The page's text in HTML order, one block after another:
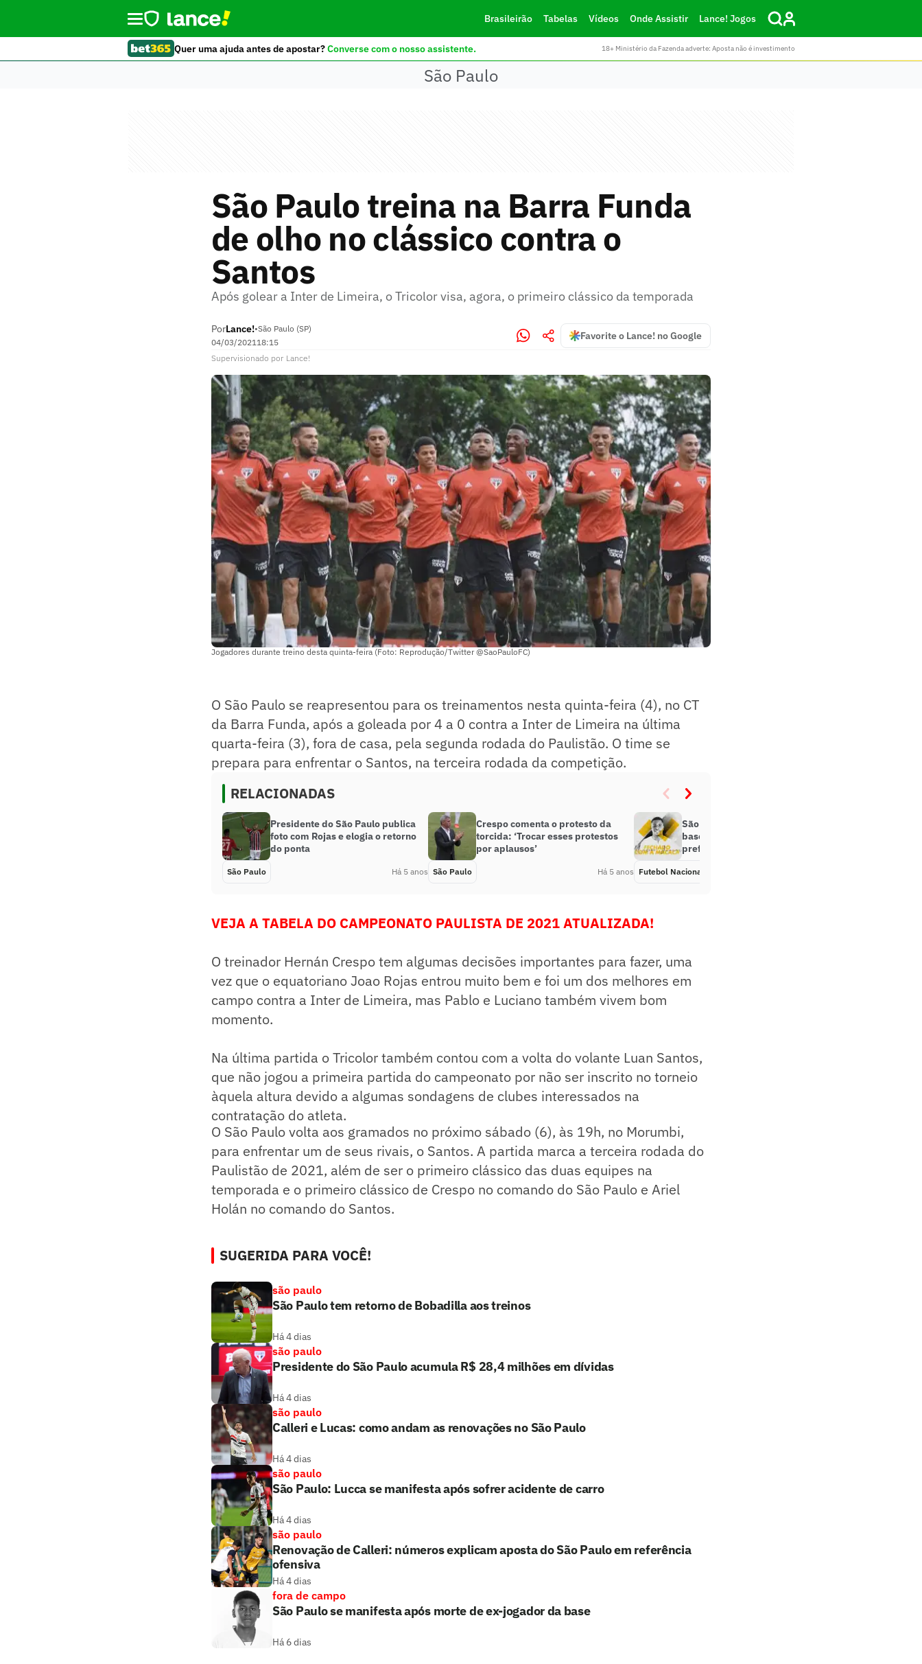
Brasileirão Tabelas Vídeos Onde Assistir Lance! Jogos
Quer uma ajuda antes de apostar?Converse com o nosso assistente. 18+ Ministério da Fazenda adverte: Aposta não é investimento
São Paulo
São Paulo treina na Barra Funda
de olho no clássico contra o
Santos
Após golear a Inter de Limeira, o Tricolor visa, agora, o primeiro clássico da temporada
PorLance!•São Paulo (SP)
04/03/202118:15
Favorite o Lance! no Google
Supervisionado por Lance!
Jogadores durante treino desta quinta-feira (Foto: Reprodução/Twitter @SaoPauloFC)
O São Paulo se reapresentou para os treinamentos nesta quinta-feira (4), no CT
da Barra Funda, após a goleada por 4 a 0 contra a Inter de Limeira na última
quarta-feira (3), fora de casa, pela segunda rodada do Paulistão. O time se
prepara para enfrentar o Santos, na terceira rodada da competição.
RELACIONADAS
Presidente do São Paulo publica
foto com Rojas e elogia o retorno
do ponta
São Paulo Há 5 anos
Crespo comenta o protesto da
torcida: ‘Trocar esses protestos
por aplausos’
São Paulo Há 5 anos
São Paulo empresta volante da
base para a Ponte Preta e tem
preferência por atacante; entenda
Futebol Nacional
VEJA A TABELA DO CAMPEONATO PAULISTA DE 2021 ATUALIZADA!
O treinador Hernán Crespo tem algumas decisões importantes para fazer, uma
vez que o equatoriano Joao Rojas entrou muito bem e foi um dos melhores em
campo contra a Inter de Limeira, mas Pablo e Luciano também vivem bom
momento.
Na última partida o Tricolor também contou com a volta do volante Luan Santos,
que não jogou a primeira partida do campeonato por não ser inscrito no torneio
àquela altura devido a algumas sondagens de clubes interessados na
contratação do atleta.
O São Paulo volta aos gramados no próximo sábado (6), às 19h, no Morumbi,
para enfrentar um de seus rivais, o Santos. A partida marca a terceira rodada do
Paulistão de 2021, além de ser o primeiro clássico das duas equipes na
temporada e o primeiro clássico de Crespo no comando do São Paulo e Ariel
Holán no comando do Santos.
SUGERIDA PARA VOCÊ!
são paulo
São Paulo tem retorno de Bobadilla aos treinos
Há 4 dias
são paulo
Presidente do São Paulo acumula R$ 28,4 milhões em dívidas
Há 4 dias
são paulo
Calleri e Lucas: como andam as renovações no São Paulo
Há 4 dias
são paulo
São Paulo: Lucca se manifesta após sofrer acidente de carro
Há 4 dias
são paulo
Renovação de Calleri: números explicam aposta do São Paulo em referência
ofensiva
Há 4 dias
fora de campo
São Paulo se manifesta após morte de ex-jogador da base
Há 6 dias